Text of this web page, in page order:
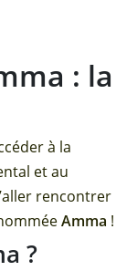
: la
à la
et au
rencontrer
Amma !
?